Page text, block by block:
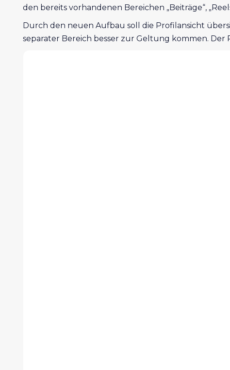
den bereits vorhandenen Bereichen „Beiträge“,
Durch den neuen Aufbau soll die Profilansicht
separater Bereich besser zur Geltung kommen.